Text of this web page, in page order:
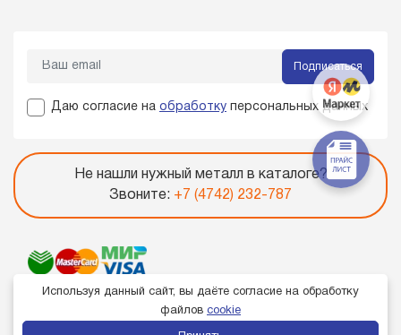
Подписаться
Даю согласие на обработку персональных данных
Не нашли нужный металл в каталоге?
Звоните: +7 (4742) 232-787
Используя данный сайт, вы даёте согласие на обработку
файлов cookie